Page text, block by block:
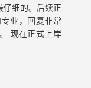
仔细的。后续正
业，回复非常
现在正式上岸
需要的话我也